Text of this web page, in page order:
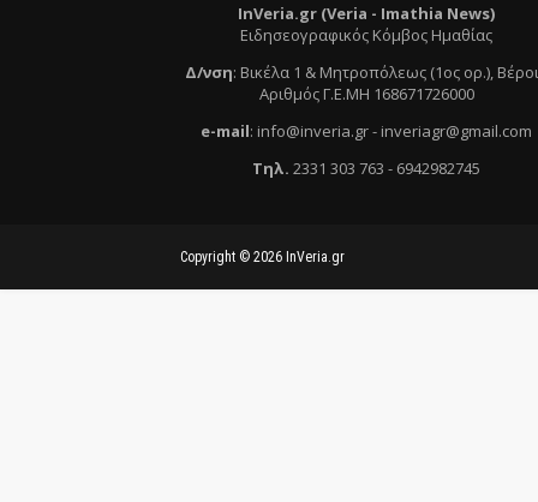
InVeria.gr (Veria - Ιmathia News)
Ειδησεογραφικός Κόμβος Ημαθίας
Δ/νση: Βικέλα 1 & Μητροπόλεως (1ος ορ.),
Αριθμός Γ.Ε.ΜΗ 168671726000
e-mail: info@inveria.gr- inveriagr@gmail.com
Τηλ. 2331 303 763 - 6942982745
Copyright © 2026 InVeria.gr